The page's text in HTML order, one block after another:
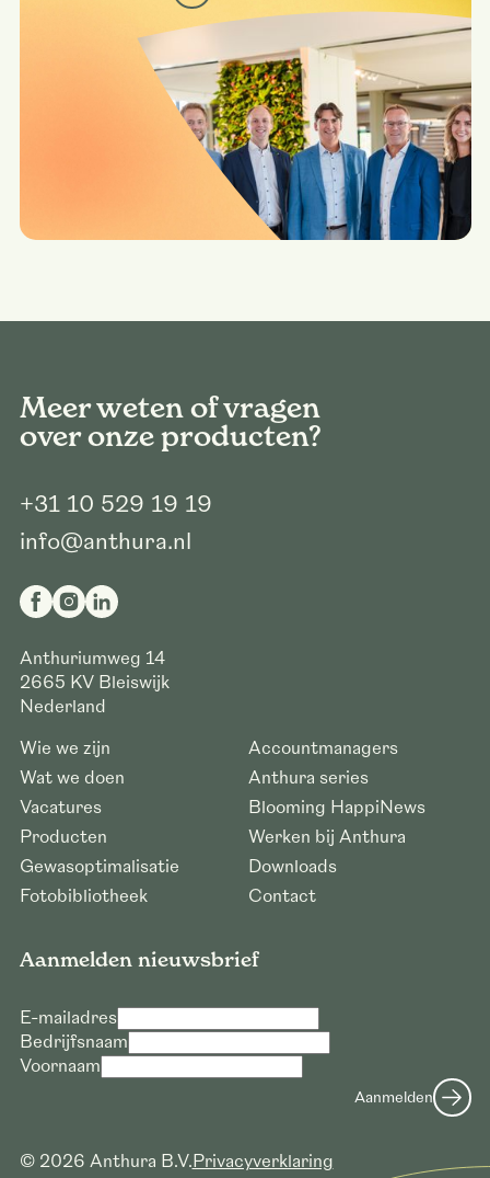
Verzoek voor downloaden hoge
Bedrijfsnaam *
Meer weten of vragen
over onze producten?
+31 10 529 19 19
info@anthura.nl
Anthuriumweg 14
2665 KV Bleiswijk
Nederland
Wie we zijn
Wat we doen
Vacatures
Producten
Gewasoptimalisatie
Fotobibliotheek
Accountmanagers
Anthura series
Blooming HappiNews
Werken bij Anthura
Downloads
Contact
Aanmelden nieuwsbrief
E-mailadres
Bedrijfsnaam
Voornaam
Aanmelden
© 2026 Anthura B.V.Privacyverklaring